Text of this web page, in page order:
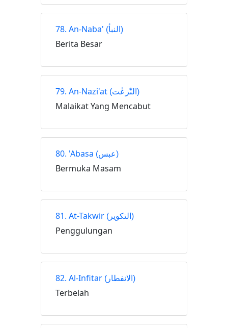
78. An-Naba' (النبأ)
Berita Besar
79. An-Nazi'at (النّٰزعٰت)
Malaikat Yang Mencabut
80. 'Abasa (عبس)
Bermuka Masam
81. At-Takwir (التكوير)
Penggulungan
82. Al-Infitar (الانفطار)
Terbelah